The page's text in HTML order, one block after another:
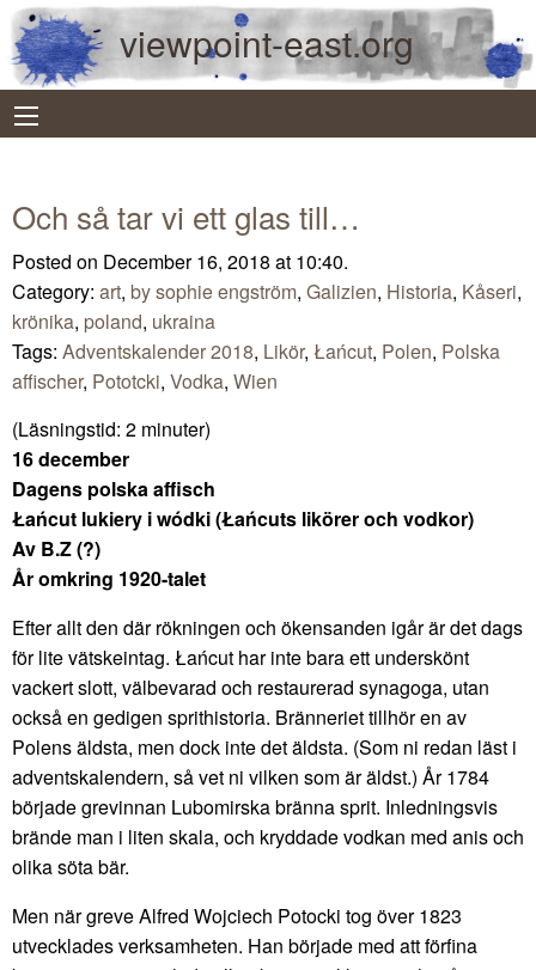
viewpoint-east.org
Och så tar vi ett glas till…
Posted on December 16, 2018 at 10:40.
Category: art, by sophie engström, Galizien, Historia, Kåseri,
krönika, poland, ukraina
Tags: Adventskalender 2018, Likör, Łańcut, Polen, Polska
affischer, Pototcki, Vodka, Wien
(Läsningstid: 2 minuter)
16 december
Dagens polska affisch
Łańcut lukiery i wódki (Łańcuts likörer och vodkor)
Av B.Z (?)
År omkring 1920-talet
Efter allt den där rökningen och ökensanden igår är det dags
för lite vätskeintag. Łańcut har inte bara ett underskönt
vackert slott, välbevarad och restaurerad synagoga, utan
också en gedigen sprithistoria. Bränneriet tillhör en av
Polens äldsta, men dock inte det äldsta. (Som ni redan läst i
adventskalendern, så vet ni vilken som är äldst.) År 1784
började grevinnan Lubomirska bränna sprit. Inledningsvis
brände man i liten skala, och kryddade vodkan med anis och
olika söta bär.
Men när greve Alfred Wojciech Potocki tog över 1823
utvecklades verksamheten. Han började med att förfina